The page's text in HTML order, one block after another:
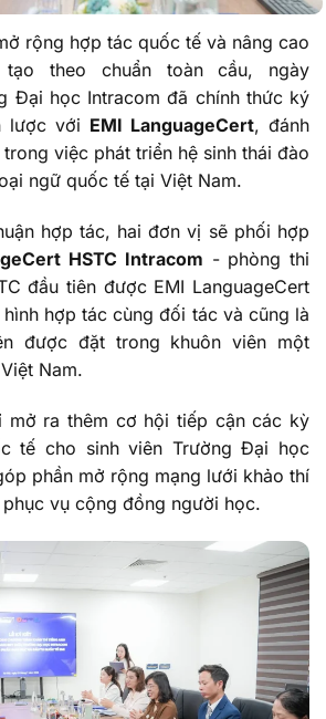
rộng hợp tác quốc tế và nâng cao
theo chuẩn toàn cầu, ngày
Đại học Intracom đã chính thức ký
lược với EMI LanguageCert, đánh
việc phát triển hệ sinh thái đào
ngữ quốc tế tại Việt Nam.
hợp tác, hai đơn vị sẽ phối hợp
HSTC Intracom - phòng thi
đầu tiên được EMI LanguageCert
hợp tác cùng đối tác và cũng là
được đặt trong khuôn viên một
Nam.
mở ra thêm cơ hội tiếp cận các kỳ
tế cho sinh viên Trường Đại học
phần mở rộng mạng lưới khảo thí
vụ cộng đồng người học.